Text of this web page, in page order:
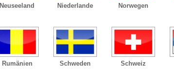
Neuseeland Niederlande Norwegen
Rumänien Schweden Schweiz